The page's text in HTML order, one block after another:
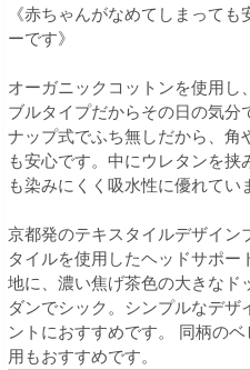
《赤ちゃんがなめてしまって
ーです》
オーガニックコットンを使用し
ブルタイプだからその日の気分
ナップ式でふち無しだから、角
も安心です。中にウレタンを
も染みにくく吸水性に優れてい
京都発のテキスタイルデザイン
タイルを使用したヘッドサポ
地に、濃い焦げ茶色の大きなド
ダンでシック。シンプルなデ
ントにおすすめです。 同柄の
用もおすすめです。